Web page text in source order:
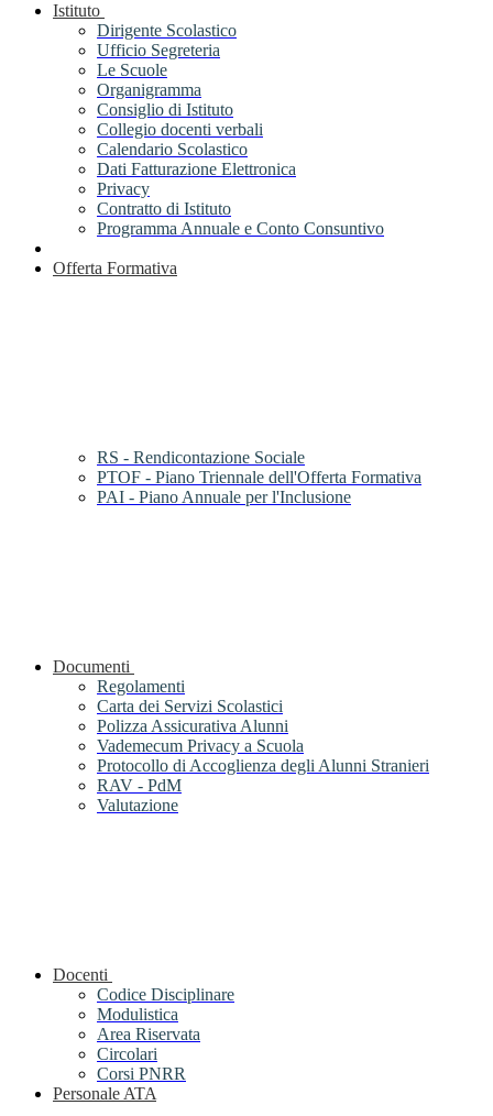
Istituto
Dirigente Scolastico
Ufficio Segreteria
Le Scuole
Organigramma
Consiglio di Istituto
Collegio docenti verbali
Calendario Scolastico
Dati Fatturazione Elettronica
Privacy
Contratto di Istituto
Programma Annuale e Conto Consuntivo
Offerta Formativa
RS - Rendicontazione Sociale
PTOF - Piano Triennale dell'Offerta Formativa
PAI - Piano Annuale per l'Inclusione
Documenti
Regolamenti
Carta dei Servizi Scolastici
Polizza Assicurativa Alunni
Vademecum Privacy a Scuola
Protocollo di Accoglienza degli Alunni Stranieri
RAV - PdM
Valutazione
Docenti
Codice Disciplinare
Modulistica
Area Riservata
Circolari
Corsi PNRR
Personale ATA